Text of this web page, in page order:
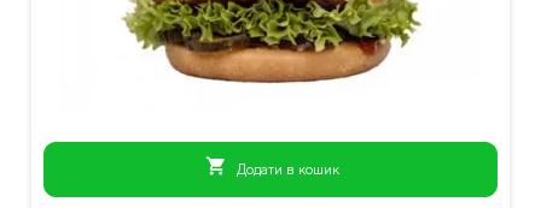
shopping_cart Додати в кошик